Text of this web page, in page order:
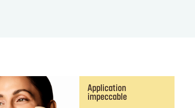
Application
impeccable